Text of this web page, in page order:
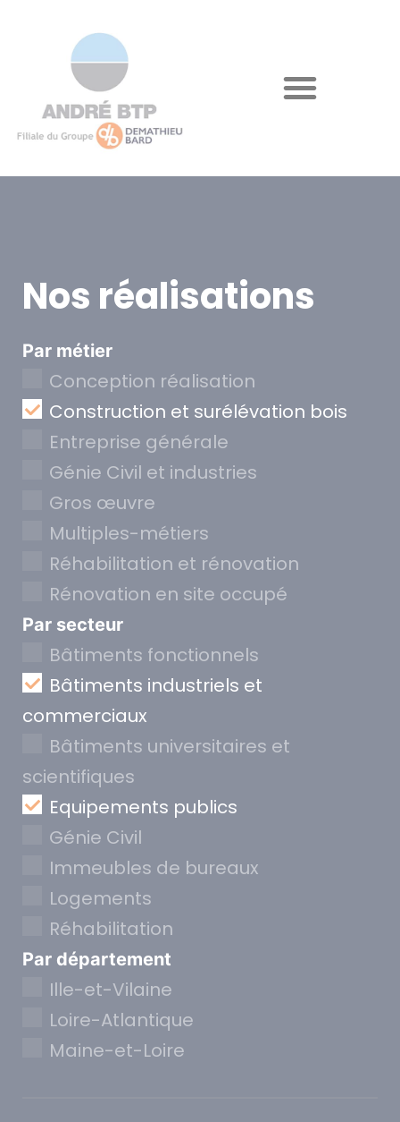
Nos réalisations
Par métier
Conception réalisation
Construction et surélévation bois
Entreprise générale
Génie Civil et industries
Gros œuvre
Multiples-métiers
Réhabilitation et rénovation
Rénovation en site occupé
Par secteur
Bâtiments fonctionnels
Bâtiments industriels et
commerciaux
Bâtiments universitaires et
scientifiques
Equipements publics
Génie Civil
Immeubles de bureaux
Logements
Réhabilitation
Par département
Ille-et-Vilaine
Loire-Atlantique
Maine-et-Loire